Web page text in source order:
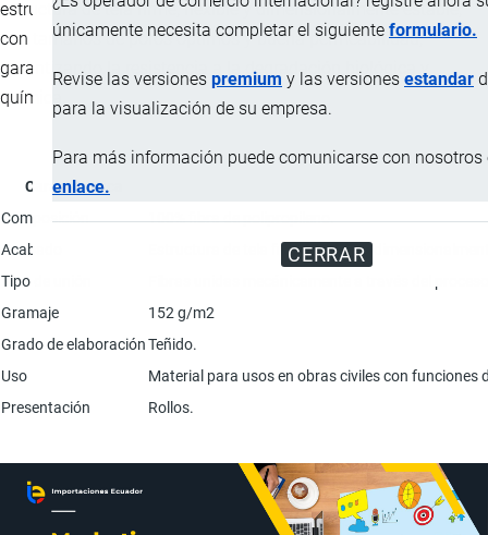
únicamente necesita completar el siguiente formulario.
Revise las versiones premium y las versiones estandar
para la visualización de su empresa.
Para más información puede comunicarse con nosotros
enlace.
CERRAR
estructura de tela firme, flexible y dimensionalmente estable,
con tamaños de poros óptimos y buena permeabilidad,
garantizando la resistencia a la degradación biológica y
química.
Característica
Composición
100% fibra de polipropileno.
Acabado
Estructura de tela firme, flexible y
Tipo de unión
Gramaje
152 g/m2
Grado de elaboraciónTeñido.
Uso
Material para usos en obras civiles con
Presentación
Rollos.